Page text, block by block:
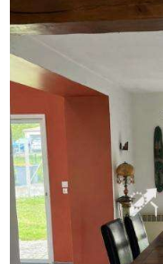
R.S.A.C 903 533 602
TEL : 06/84/94/91/54
Annonce proposée par
Les informations
disponible sur le Site
Annonce proposée par
- Annonce rédigée et